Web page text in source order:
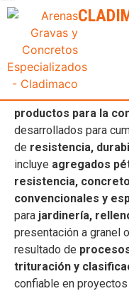
EMPRESA
EN NAYARIT
EnCladimaco
productos para la
desarrollados para
de resistencia,
incluye agregados
resistencia,
convencionales y
para jardinería,
presentación a granel
resultado de
trituración y
confiable en